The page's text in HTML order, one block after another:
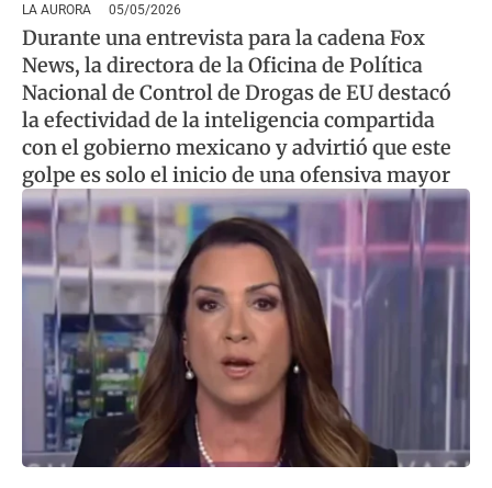
LA AURORA 05/05/2026
Durante una entrevista para la cadena Fox
News, la directora de la Oficina de Política
Nacional de Control de Drogas de EU destacó
la efectividad de la inteligencia compartida
con el gobierno mexicano y advirtió que este
golpe es solo el inicio de una ofensiva mayor